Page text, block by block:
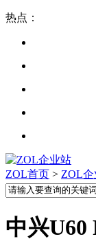
热点：
ZOL首页 > ZOL
中兴U60